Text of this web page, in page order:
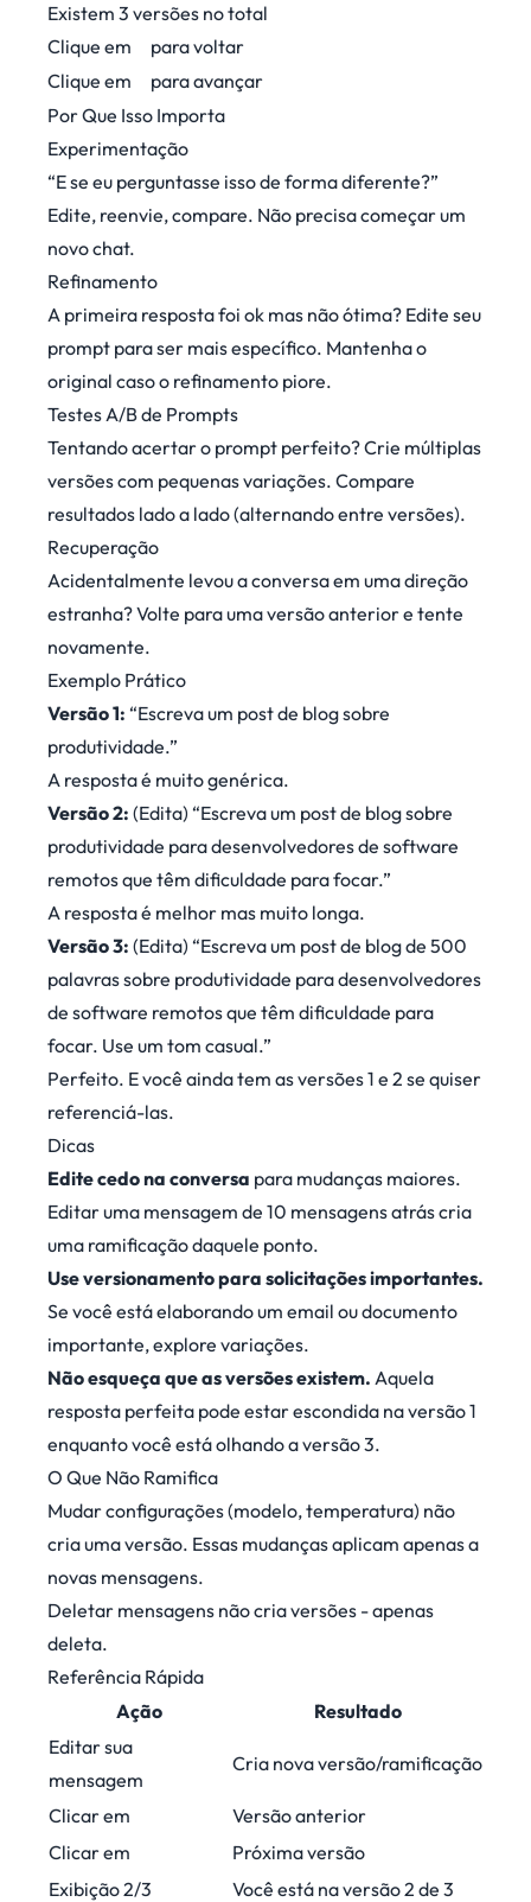
Existem 3 versões no total
Clique em
para voltar
Clique em
para avançar
Por Que Isso Importa
Experimentação
“E se eu perguntasse isso de forma diferente?”
Edite, reenvie, compare. Não precisa começar um
novo chat.
Refinamento
A primeira resposta foi ok mas não ótima? Edite seu
prompt para ser mais específico. Mantenha o
original caso o refinamento piore.
Testes A/B de Prompts
Tentando acertar o prompt perfeito? Crie múltiplas
versões com pequenas variações. Compare
resultados lado a lado (alternando entre versões).
Recuperação
Acidentalmente levou a conversa em uma direção
estranha? Volte para uma versão anterior e tente
novamente.
Exemplo Prático
Versão 1: “Escreva um post de blog sobre
produtividade.”
A resposta é muito genérica.
Versão 2: (Edita) “Escreva um post de blog sobre
produtividade para desenvolvedores de software
remotos que têm dificuldade para focar.”
A resposta é melhor mas muito longa.
Versão 3: (Edita) “Escreva um post de blog de 500
palavras sobre produtividade para desenvolvedores
de software remotos que têm dificuldade para
focar. Use um tom casual.”
Perfeito. E você ainda tem as versões 1 e 2 se quiser
referenciá-las.
Dicas
Edite cedo na conversa para mudanças maiores.
Editar uma mensagem de 10 mensagens atrás cria
uma ramificação daquele ponto.
Use versionamento para solicitações importantes.
Se você está elaborando um email ou documento
importante, explore variações.
Não esqueça que as versões existem. Aquela
resposta perfeita pode estar escondida na versão 1
enquanto você está olhando a versão 3.
O Que Não Ramifica
Mudar configurações (modelo, temperatura) não
cria uma versão. Essas mudanças aplicam apenas a
novas mensagens.
Deletar mensagens não cria versões - apenas
deleta.
Referência Rápida
Ação
Resultado
Editar sua
mensagem
Cria nova versão/ramificação
Clicar em
Versão anterior
Clicar em
Próxima versão
Exibição 2/3
Você está na versão 2 de 3